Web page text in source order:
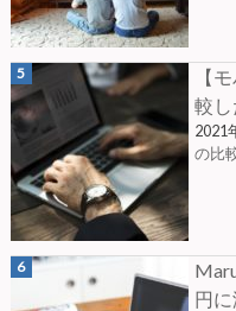
【
較し
2021
の比
円に